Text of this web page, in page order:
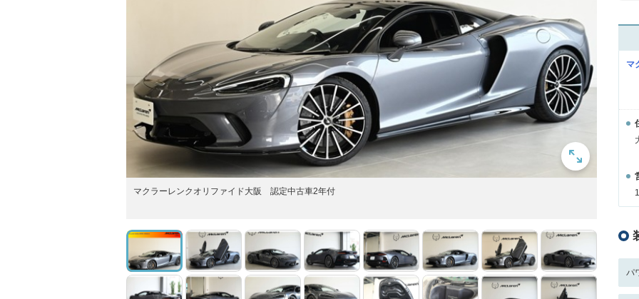
マクラーレンクオリファイド大阪 認定中古車2年付
マ
パ